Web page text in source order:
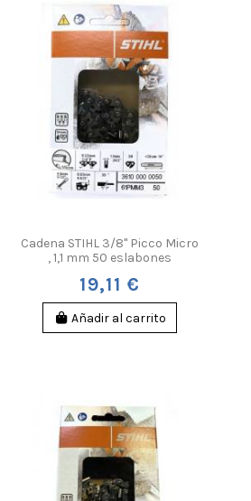
Cadena STIHL 3/8" Picco Micro
, 1,1 mm 50 eslabones
19,11 €
Añadir al carrito